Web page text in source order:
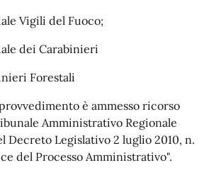
Vigili del Fuoco;
dei Carabinieri
Forestali
è ammesso ricorso
Amministrativo Regionale
Decreto Legislativo 2 luglio 2010, n.
del Processo Amministrativo".